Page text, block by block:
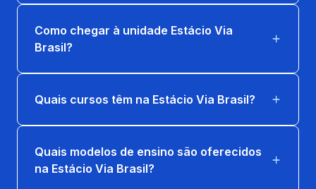
Como chegar à unidade Estácio Via
Brasil?
Quais cursos têm na Estácio Via Brasil?
Quais modelos de ensino são oferecidos
na Estácio Via Brasil?